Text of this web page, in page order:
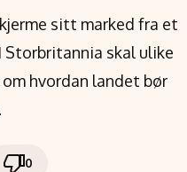
sitt marked fra et
skal ulike
hvordan landet bør
0